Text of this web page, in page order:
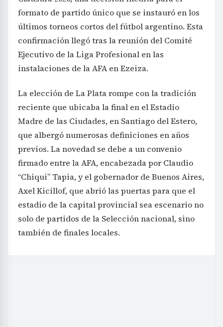
formato de partido único que se instauró en los
últimos torneos cortos del fútbol argentino. Esta
confirmación llegó tras la reunión del Comité
Ejecutivo de la Liga Profesional en las
instalaciones de la AFA en Ezeiza.
La elección de La Plata rompe con la tradición
reciente que ubicaba la final en el Estadio
Madre de las Ciudades, en Santiago del Estero,
que albergó numerosas definiciones en años
previos. La novedad se debe a un convenio
firmado entre la AFA, encabezada por Claudio
“Chiqui” Tapia, y el gobernador de Buenos Aires,
Axel Kicillof, que abrió las puertas para que el
estadio de la capital provincial sea escenario no
solo de partidos de la Selección nacional, sino
también de finales locales.